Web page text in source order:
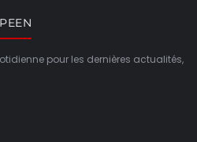
pour les dernières actualités,